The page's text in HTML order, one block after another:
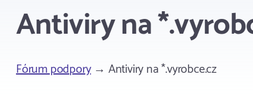
Antiviry na
Fórum podpory→ Antiviry na *.vyrobce.cz